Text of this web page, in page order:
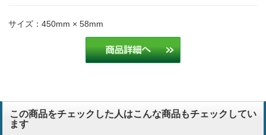
サイズ：450mm × 58mm
この商品をチェックした人はこんな商品もチェックしてい
ます